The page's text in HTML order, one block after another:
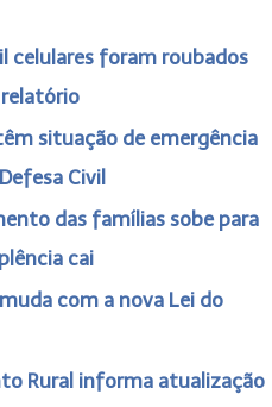
celulares foram roubados
situação de emergência
Civil
das famílias sobe para
cai
com a nova Lei do
Rural informa atualização